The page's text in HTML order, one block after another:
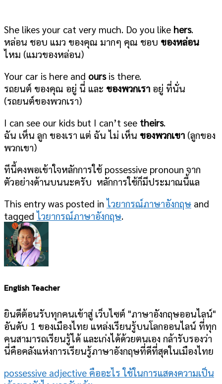
She likes your cat very much. Do you like hers.
หล่อน ชอบ แมว ของคุณ มากๆ คุณ ชอบ ของหล่อน
ไหม (แมวของหล่อน)
Your car is here and oursis there.
รถยนต์ ของคุณ อยู่ นี่ และ ของพวกเรา อยู่ ที่นั่น
(รถยนต์ของพวกเรา)
I can see our kids but I can’t see theirs.
ฉัน เห็น ลูก ของเรา แต่ ฉัน ไม่ เห็น ของพวกเขา (ลูกของ
พวกเขา)
ทีนี้คงพอเข้าใจหลักการใช้ possessive pronoun จาก
ตัวอย่างด้านบนนะครับ หลักการใช้ก็มีประมาณนี้แล
This entry was posted inไวยากรณ์ภาษาอังกฤษ and
taggedไวยากรณ์ภาษาอังกฤษ.
English Teacher
ยินดีต้อนรับทุกคนเข้าสู่ เว็บไซต์ "ภาษาอังกฤษออนไลน์"
อันดับ 1 ของเมืองไทย แหล่งเรียนรู้บนโลกออนไลน์ ที่ทุก
คนสามารถเรียนรู้ได้ และเก่งได้ด้วยตนเอง กล้ารับรองว่า
นี่คือคลังแห่งการเรียนรู้ภาษาอังกฤษที่ดีที่สุดในเมืองไทย
possessive adjective คืออะไร ใช้ในการแสดงความเป็น